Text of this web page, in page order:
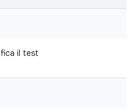
il test